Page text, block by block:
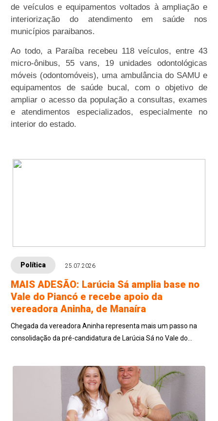
de veículos e equipamentos voltados à ampliação e
interiorização do atendimento em saúde nos
municípios paraibanos.
Ao todo, a Paraíba recebeu 118 veículos, entre 43
micro-ônibus, 55 vans, 19 unidades odontológicas
móveis (odontomóveis), uma ambulância do SAMU e
equipamentos de saúde bucal, com o objetivo de
ampliar o acesso da população a consultas, exames
e atendimentos especializados, especialmente no
interior do estado.
Política 25.07.2026
MAIS ADESÃO: Larúcia Sá amplia base no
Vale do Piancó e recebe apoio da
vereadora Aninha, de Manaíra
Chegada da vereadora Aninha representa mais um passo na
consolidação da pré-candidatura de Larúcia Sá no Vale do